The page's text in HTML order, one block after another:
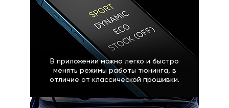
В приложении можно легко и быстро
менять режимы работы тюнинга, в
отличие от классической прошивки.